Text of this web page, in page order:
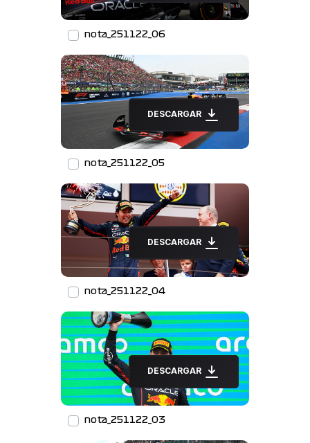
nota_251122_06
DESCARGAR
nota_251122_05
DESCARGAR
nota_251122_04
DESCARGAR
nota_251122_03